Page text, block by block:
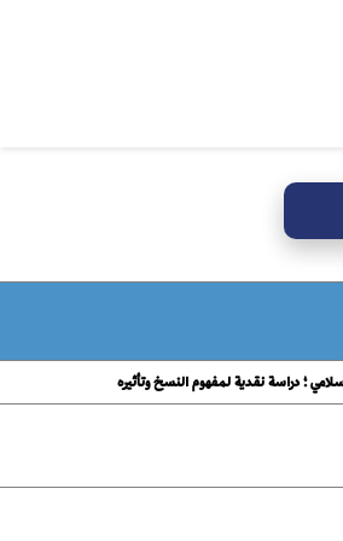
؛ دراسة نقدية لمفهوم النسخ وتأثيره